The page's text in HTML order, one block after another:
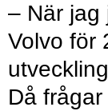
– När jag
Volvo för
Då